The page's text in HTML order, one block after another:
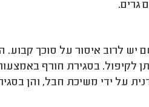
גרים.
יש לרוב איסור על סוכך קבוע.
לקיפול. בסגירת חורף
על ידי משיכת חבל, והן